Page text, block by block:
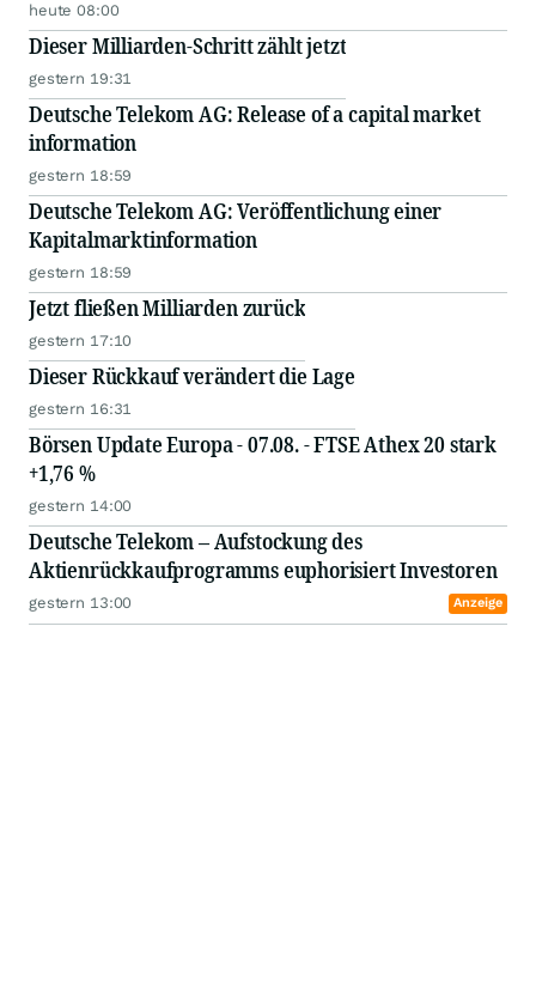
heute 08:00
Dieser Milliarden-Schritt zählt jetzt
gestern 19:31
Deutsche Telekom AG: Release of a capital market
information
gestern 18:59
Deutsche Telekom AG: Veröffentlichung einer
Kapitalmarktinformation
gestern 18:59
Jetzt fließen Milliarden zurück
gestern 17:10
Dieser Rückkauf verändert die Lage
gestern 16:31
Börsen Update Europa - 07.08. - FTSE Athex 20 stark
+1,76 %
gestern 14:00
Deutsche Telekom – Aufstockung des
Aktienrückkaufprogramms euphorisiert Investoren
gestern 13:00 Anzeige